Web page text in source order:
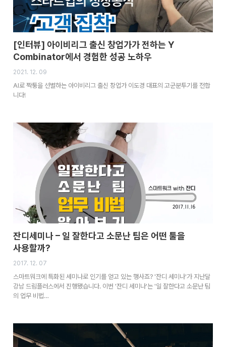
[인터뷰] 아이비리그 출신 창업가가 전하는 Y
Combinator에서 경험한 성공 노하우
2021. 12. 09
AI로 짝퉁을 선별하는 아이비리그 출신 창업가 이도경 대표의 고군분투기를 전합
니다!
잔디세미나 – 일 잘한다고 소문난 팀은 어떤 툴을
사용할까?
2017. 12. 07
스마트워크에 특화된 세미나로 인기를 얻고 있는 행사죠? '잔디 세미나'가 지난달
강남 드림플러스에서 진행됐습니다. 이번 '잔디 세미나'는 '일 잘한다고 소문난 팀
의 업무 비법…